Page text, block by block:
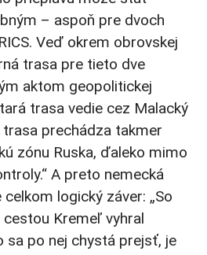
– aspoň pre dvoch
Veď okrem obrovskej
trasa pre tieto dve
aktom geopolitickej
trasa vedie cez Malacký
prechádza takmer
zónu Ruska, ďaleko mimo
A preto nemecká
logický záver: „So
Kremeľ vyhral
sa po nej chystá prejsť, je